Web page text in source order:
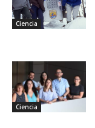
Ciencia
Ciencia